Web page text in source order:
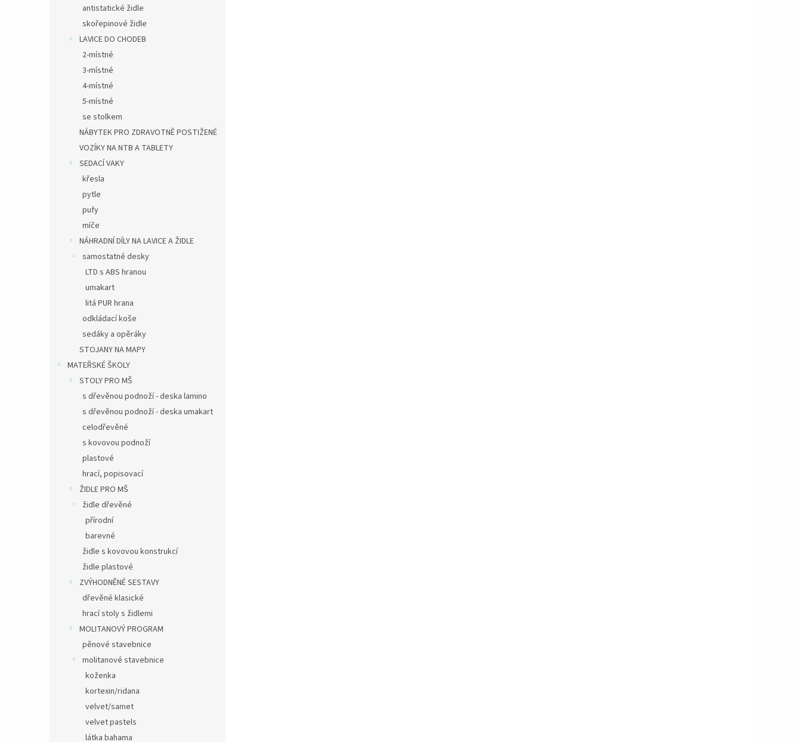
antistatické židle
skořepinové židle
LAVICE DO CHODEB
2-místné
3-místné
4-místné
5-místné
se stolkem
NÁBYTEK PRO ZDRAVOTNĚ POSTIŽENÉ
VOZÍKY NA NTB A TABLETY
SEDACÍ VAKY
křesla
pytle
pufy
míče
NÁHRADNÍ DÍLY NA LAVICE A ŽIDLE
samostatné desky
LTD s ABS hranou
umakart
litá PUR hrana
odkládací koše
sedáky a opěráky
STOJANY NA MAPY
MATEŘSKÉ ŠKOLY
STOLY PRO MŠ
s dřevěnou podnoží - deska lamino
s dřevěnou podnoží - deska umakart
celodřevěné
s kovovou podnoží
plastové
hrací, popisovací
ŽIDLE PRO MŠ
židle dřevěné
přírodní
barevné
židle s kovovou konstrukcí
židle plastové
ZVÝHODNĚNÉ SESTAVY
dřevěné klasické
hrací stoly s židlemi
MOLITANOVÝ PROGRAM
pěnové stavebnice
molitanové stavebnice
koženka
kortexin/ridana
velvet/samet
velvet pastels
látka bahama